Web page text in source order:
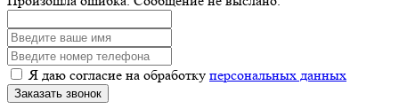
Я даю согласие на обработку персональных данных
Заказать звонок